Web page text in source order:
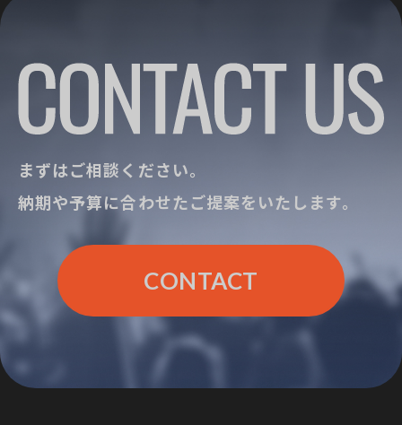
まずはご相談ください。
納期や予算に合わせたご提案をいたします。
CONTACT